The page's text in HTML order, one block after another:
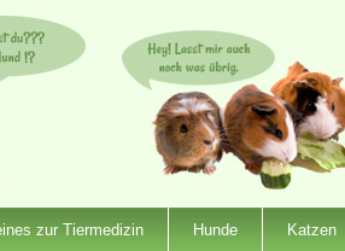
zur Tiermedizin Hunde Katzen